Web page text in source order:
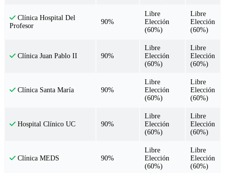
Clínica Hospital Del
Profesor
90%
Libre
Elección
(60%)
Libre
Elección
(60%)
Clínica Juan Pablo II 90%
Libre
Elección
(60%)
Libre
Elección
(60%)
Clínica Santa María 90%
Libre
Elección
(60%)
Libre
Elección
(60%)
Hospital Clínico UC 90%
Libre
Elección
(60%)
Libre
Elección
(60%)
Clínica MEDS 90%
Libre
Elección
(60%)
Libre
Elección
(60%)